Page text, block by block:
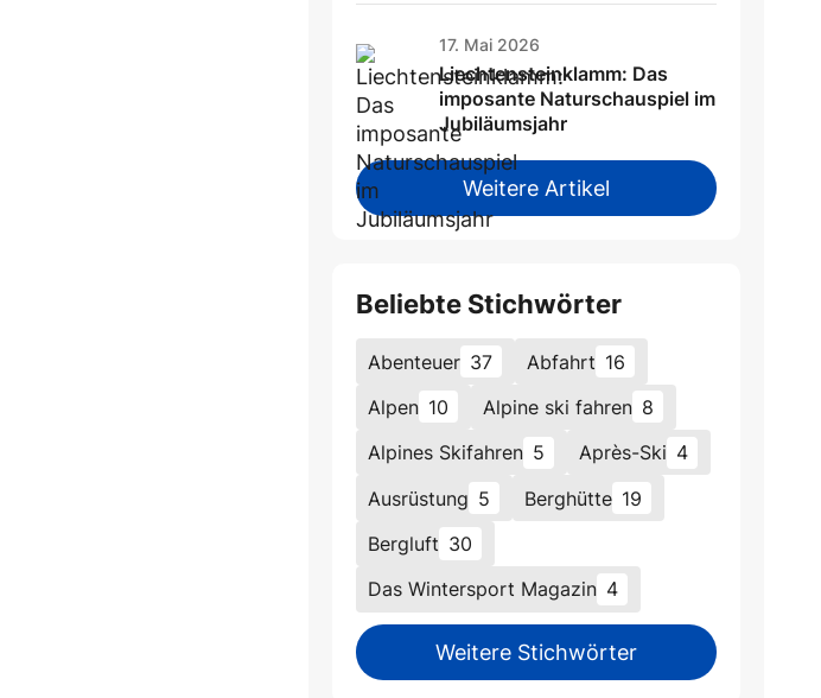
17. Mai 2026
Liechtensteinklamm: Das
imposante Naturschauspiel im
Jubiläumsjahr
Weitere Artikel
Beliebte Stichwörter
Abenteuer 37 Abfahrt 16
Alpen 10 Alpine ski fahren 8
Alpines Skifahren 5 Après-Ski 4
Ausrüstung 5 Berghütte 19
Bergluft 30
Das Wintersport Magazin 4
Weitere Stichwörter